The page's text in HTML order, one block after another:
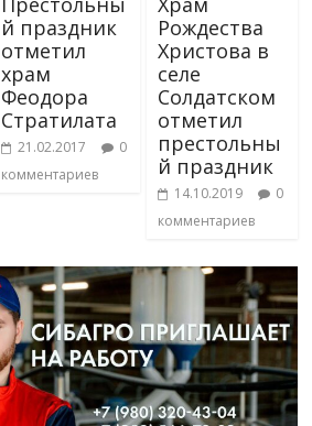
й праздник
отметил
храм
Феодора
Стратилата
21.02.2017
0
комментариев
Рождества
Христова в
селе
Солдатском
отметил
престольны
й праздник
14.10.2019
0
комментариев